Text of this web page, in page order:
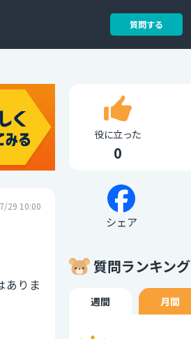
質問する
29 10:00
ありま
役に立った
0
シェア
質問ランキング
週間 月間